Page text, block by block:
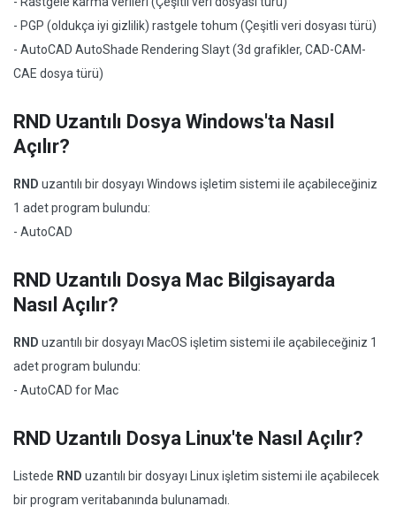
- PGP (oldukça iyi gizlilik) rastgele tohum (Çeşitli veri dosyası türü)
- AutoCAD AutoShade Rendering Slayt (3d grafikler, CAD-CAM-
CAE dosya türü)
RND Uzantılı Dosya Windows'ta Nasıl
Açılır?
RND uzantılı bir dosyayı Windows işletim sistemi ile açabileceğiniz
1 adet program bulundu:
- AutoCAD
RND Uzantılı Dosya Mac Bilgisayarda
Nasıl Açılır?
RND uzantılı bir dosyayı MacOS işletim sistemi ile açabileceğiniz 1
adet program bulundu:
- AutoCAD for Mac
RND Uzantılı Dosya Linux'te Nasıl Açılır?
Listede RND uzantılı bir dosyayı Linux işletim sistemi ile açabilecek
bir program veritabanında bulunamadı.